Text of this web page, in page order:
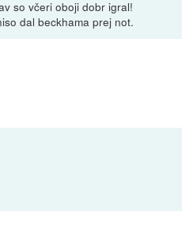
so včeri oboji dobr igral!
dal beckhama prej not.